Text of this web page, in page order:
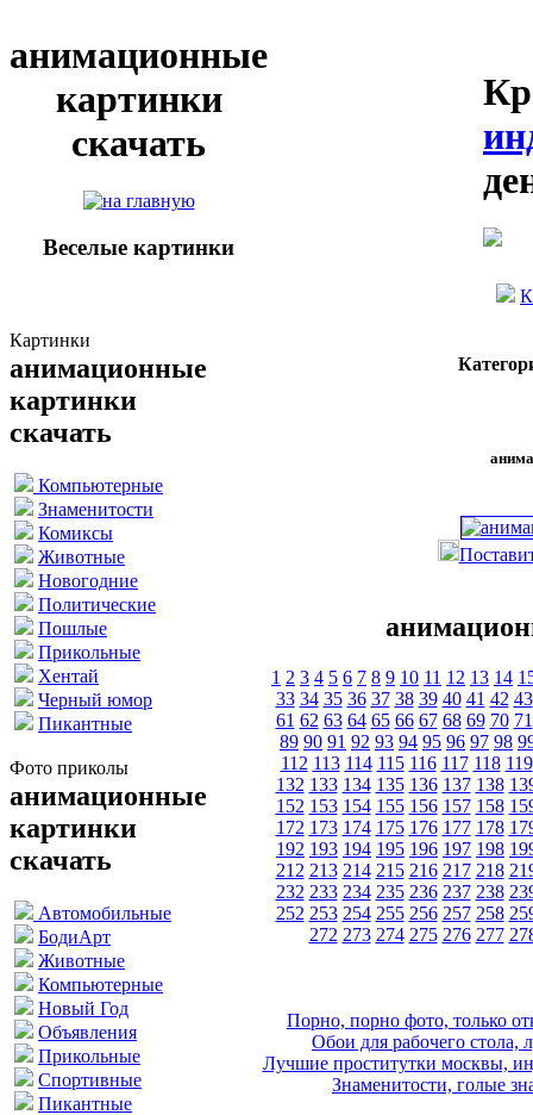
анимационные
картинки
скачать
Веселые картинки
Картинки
анимационные
картинки
скачать
Компьютерные
Знаменитости
Комиксы
Животные
Новогодние
Политические
Пошлые
Прикольные
Хентай
Черный юмор
Пикантные
Фото приколы
анимационные
картинки
скачать
Автомобильные
БодиАрт
Животные
Компьютерные
Новый Год
Объявления
Прикольные
Спортивные
Пикантные
1 2 3 4 5 6 7 8 9 10 11 12 13 14
33 34 35 36 37 38 39 40 41 42 43
61 62 63 64 65 66 67 68 69 70 71
89 90 91 92 93 94 95 96 97 98
112 113 114 115 116 117 118 119
132 133 134 135 136 137 138
152 153 154 155 156 157 158
172 173 174 175 176 177 178
192 193 194 195 196 197 198
212 213 214 215 216 217 218
232 233 234 235 236 237 238
252 253 254 255 256 257 258
272 273 274 275 276 277
Порно, порно фото, только
Обои для рабочего стола,
Лучшие проститутки москвы,
Знаменитости, голые